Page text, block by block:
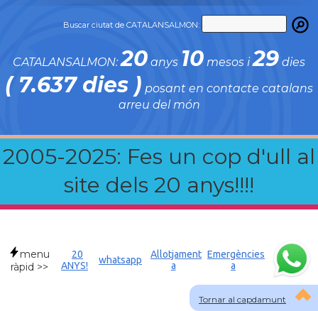
Buscar ciutat de CATALANSALMON:
CATALANSALMON:20 anys 10 mesos i29 dies
( 7.637 dies ) posant en contacte catalans
arreu del món
2005-2025: Fes un cop d'ull al
site dels 20 anys!!!!
Tornar al capdamunt
menu
ràpid >>
20
ANYS!
whatsapp
Allotjament
a
Emergències
a